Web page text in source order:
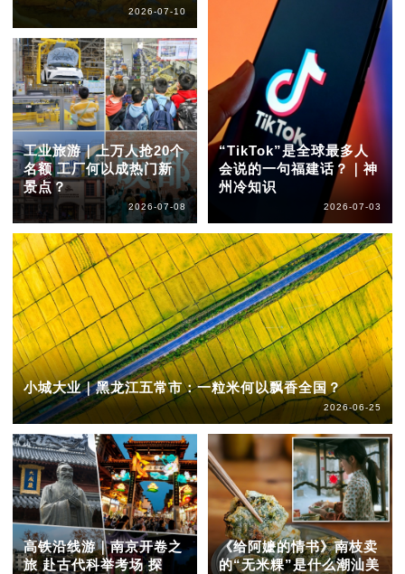
2026-07-10
工业旅游｜上万人抢20个
名额 工厂何以成热门新
景点？
2026-07-08
“TikTok”是全球最多人
会说的一句福建话？｜神
州冷知识
2026-07-03
小城大业｜黑龙江五常市：一粒米何以飘香全国？
2026-06-25
高铁沿线游｜南京开卷之
旅 赴古代科举考场 探
《给阿嬷的情书》南枝卖
的“无米粿”是什么潮汕美